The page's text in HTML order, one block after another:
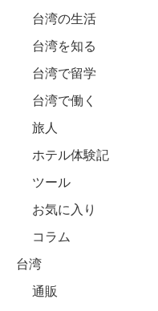
台湾の生活
台湾を知る
台湾で留学
台湾で働く
旅人
ホテル体験記
ツール
お気に入り
コラム
台湾
通販